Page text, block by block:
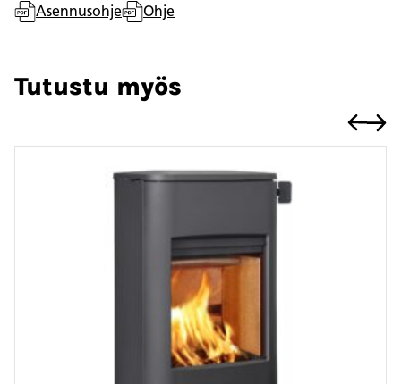
Asennusohje Ohje
Tutustu myös